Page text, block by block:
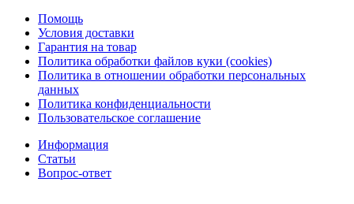
Помощь
Условия доставки
Гарантия на товар
Политика обработки файлов куки (cookies)
Политика в отношении обработки персональных
данных
Политика конфиденциальности
Пользовательское соглашение
Информация
Статьи
Вопрос-ответ